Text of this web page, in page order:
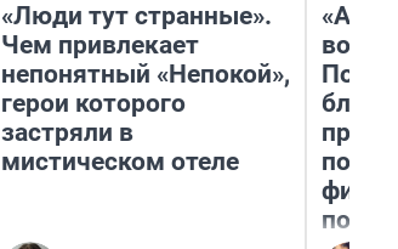
«Люди тут странные».
Чем привлекает
непонятный «Непокой»,
герои которого
застряли в
мистическом отеле
вот